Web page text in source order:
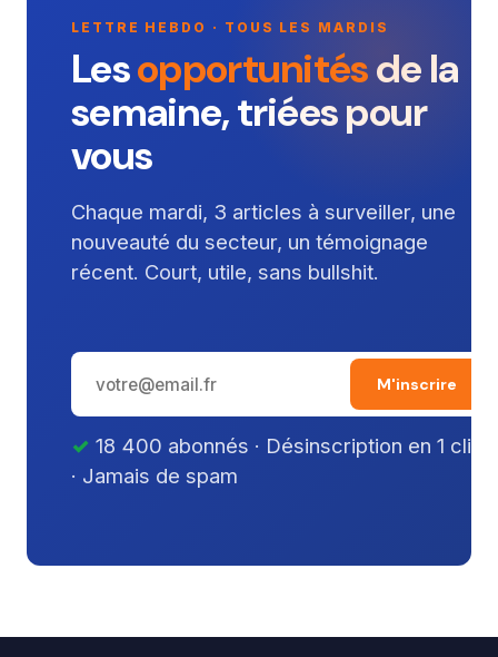
LETTRE HEBDO · TOUS LES MARDIS
Lesopportunitésde la
semaine, triées pour
vous
Chaque mardi, 3 articles à surveiller, une
nouveauté du secteur, un témoignage
récent. Court, utile, sans bullshit.
M'inscrire
18 400 abonnés · Désinscription en 1 clic
· Jamais de spam